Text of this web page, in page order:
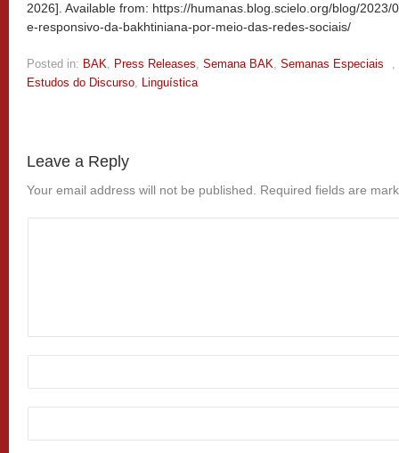
2026]. Available from: https://humanas.blog.scielo.org/blog/
e-responsivo-da-bakhtiniana-por-meio-das-redes-sociais/
Posted in: BAK, Press Releases, Semana BAK, Semanas Especiais
,
Estudos do Discurso, Linguística
Leave a Reply
Your email address will not be published. Required fields are